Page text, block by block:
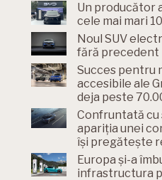
Un producător
cele mai mari
Noul SUV
fără precedent
Succes pentru
accesibile ale
deja peste
Confruntată cu
apariția unei
își pregătește
Europa și-a
infrastructura